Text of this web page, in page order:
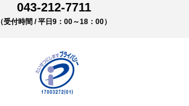
043-212-7711
（受付時間 / 平日9：00～18：00）